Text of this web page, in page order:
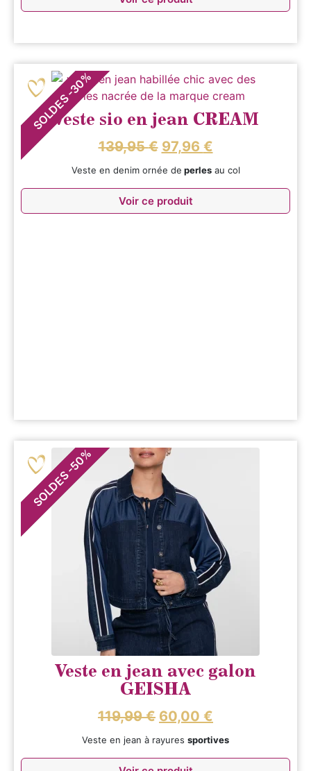
SOLDES
-
30
%
Veste sio en jean CREAM
139,95€ 97,96 €
Veste en denim ornée de perlesau col
Voir ce produit
SOLDES
-
50
%
Veste en jean avec galon
GEISHA
119,99€ 60,00 €
Veste en jean à rayures sportives